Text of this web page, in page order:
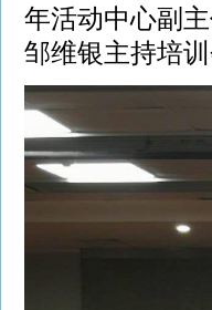
年活动中心副
邹维银主持培训